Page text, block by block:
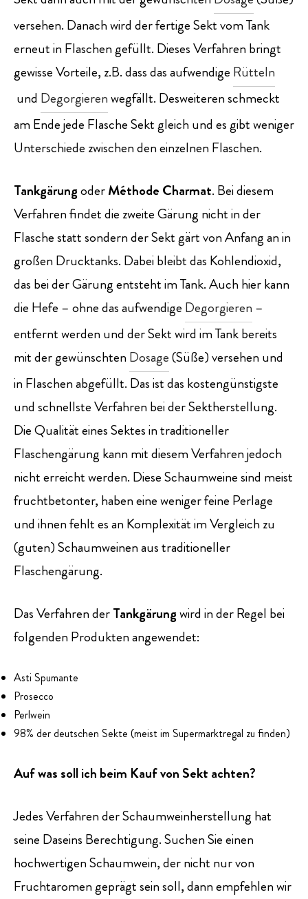
versehen. Danach wird der fertige Sekt vom Tank
erneut in Flaschen gefüllt. Dieses Verfahren bringt
gewisse Vorteile, z.B. dass das aufwendige Rütteln
und Degorgierenwegfällt. Desweiteren schmeckt
am Ende jede Flasche Sekt gleich und es gibt weniger
Unterschiede zwischen den einzelnen Flaschen.
Tank­gärungoderMéthode Charmat. Bei diesem
Verfahren findet die zweite Gärung nicht in der
Flasche statt sondern der Sekt gärt von Anfang an in
großen Drucktanks. Dabei bleibt das Kohlendioxid,
das bei der Gärung entsteht im Tank. Auch hier kann
die Hefe – ohne das aufwendige Degorgieren –
entfernt werden und der Sekt wird im Tank bereits
mit der gewünschtenDosage(Süße) versehen und
in Flaschen abgefüllt. Das ist das kostengünstigste
und schnellste Verfahren bei der Sektherstellung.
Die Qualität eines Sektes in traditioneller
Flaschengärung kann mit diesem Verfahren jedoch
nicht erreicht werden. Diese Schaumweine sind meist
fruchtbetonter, haben eine weniger feine Perlage
und ihnen fehlt es an Komplexität im Vergleich zu
(guten) Schaumweinen aus traditioneller
Flaschengärung.
Das Verfahren derTankgärungwird in der Regel bei
folgenden Produkten angewendet:
Asti Spumante
Prosecco
Perlwein
98% der deutschen Sekte (meist im Supermarktregal zu finden)
Auf was soll ich beim Kauf von Sekt achten?
Jedes Verfahren der Schaumweinherstellung hat
seine Daseins Berechtigung. Suchen Sie einen
hochwertigen Schaumwein, der nicht nur von
Fruchtaromen geprägt sein soll, dann empfehlen wir